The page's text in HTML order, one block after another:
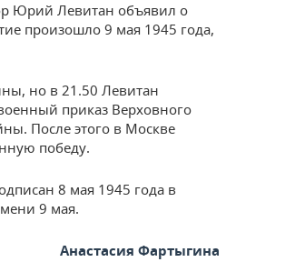
Юрий Левитан объявил о
произошло 9 мая 1945 года,
но в 21.50 Левитан
приказ Верховного
После этого в Москве
победу.
8 мая 1945 года в
9 мая.
Анастасия Фартыгина